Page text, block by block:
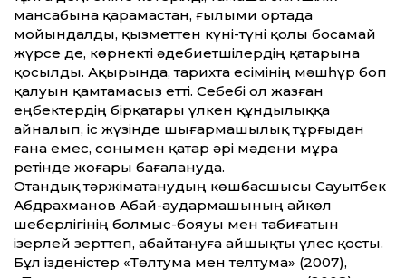
мансабына қарамастан, ғылыми ортада
мойындалды, қызметтен күні-түні қолы босамай
жүрсе де, көрнекті әдебиетшілердің қатарына
қосылды. Ақырында, тарихта есімінің мәшһүр боп
қалуын қамтамасыз етті. Себебі ол жазған
еңбектердің бірқатары үлкен құндылыққа
айналып, іс жүзінде шығармашылық тұрғыдан
ғана емес, сонымен қатар әрі мәдени мұра
ретінде жоғары бағалануда.
Отандық тәржіматанудың көшбасшысы Сауытбек
Абдрахманов Абай-аудармашының айкөл
шеберлігінің болмыс-бояуы мен табиғатын
ізерлей зерттеп, абайтануға айшықты үлес қосты.
Бұл ізденістер «Төлтума мен телтума» (2007),